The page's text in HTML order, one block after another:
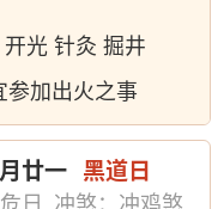
光 针灸 掘井
参加出火之事
廿一 黑道日
日 冲煞：冲鸡煞